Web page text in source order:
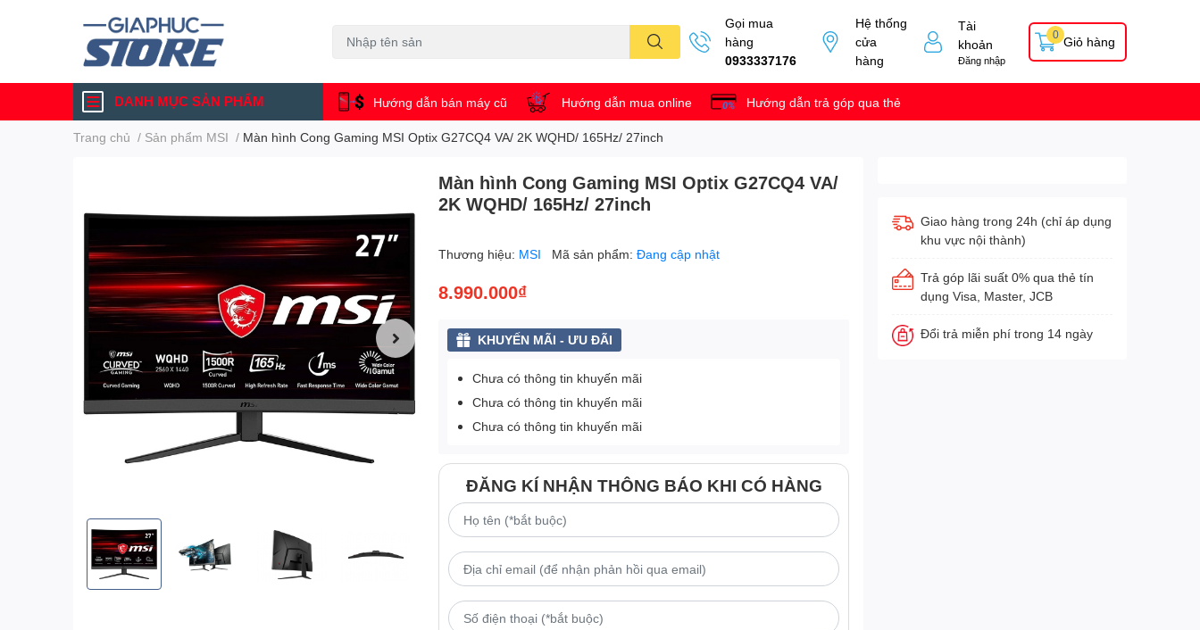
Gọi mua
hàng
0933337176
Hệ thống
cửa
hàng
Tài
khoản
Đăng nhập
Giỏ hàng
0
DANH MỤC SẢN PHẨM Hướng dẫn bán máy cũ Hướng dẫn mua online Hướng dẫn trả góp qua thẻ
Trang chủ / Sản phẩm MSI / Màn hình Cong Gaming MSI Optix G27CQ4 VA/ 2K WQHD/ 165Hz/ 27inch
Màn hình Cong Gaming MSI Optix G27CQ4 VA/
2K WQHD/ 165Hz/ 27inch
Thương hiệu: MSI Mã sản phẩm:Đang cập nhật
8.990.000₫
KHUYẾN MÃI - ƯU ĐÃI
Chưa có thông tin khuyến mãi
Chưa có thông tin khuyến mãi
Chưa có thông tin khuyến mãi
ĐĂNG KÍ NHẬN THÔNG BÁO KHI CÓ HÀNG
Giao hàng trong 24h (chỉ áp dụng
khu vực nội thành)
Trả góp lãi suất 0% qua thẻ tín
dụng Visa, Master, JCB
Đổi trả miễn phí trong 14 ngày